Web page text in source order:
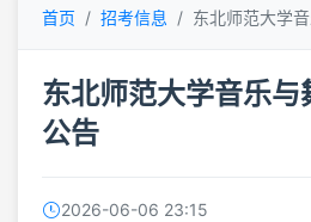
首页 招考信息 东北师范大学
东北师范大学音乐与
公告
2026-06-06 23:15